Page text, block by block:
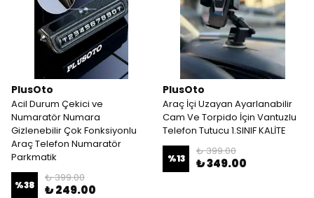
PlusOto
Acil Durum Çekici ve
Numaratör Numara
Gizlenebilir Çok Fonksiyonlu
Araç Telefon Numaratör
Parkmatik
%38
₺ 399.00
₺ 249.00
PlusOto
Araç İçi Uzayan Ayarlanabilir
Cam Ve Torpido İçin Vantuzlu
Telefon Tutucu 1.SINIF KALİTE
%13
₺ 399.00
₺ 349.00